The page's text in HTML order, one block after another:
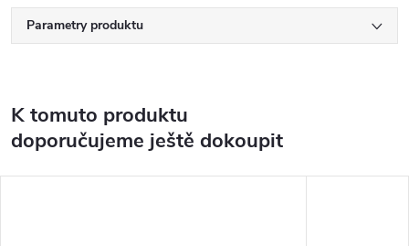
Parametry produktu
K tomuto produktu
doporučujeme ještě dokoupit